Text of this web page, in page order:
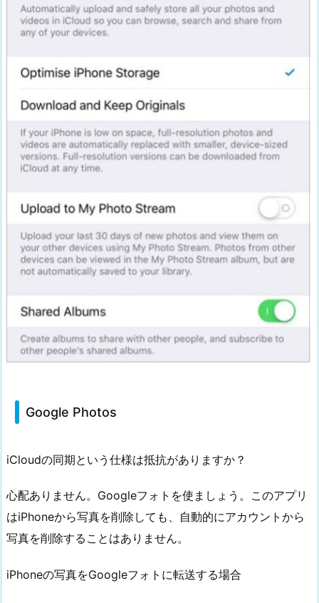
Google Photos
iCloudの同期という仕様は抵抗がありますか？
心配ありません。Googleフォトを使ましょう。このアプリ
はiPhoneから写真を削除しても、自動的にアカウントから
写真を削除することはありません。
iPhoneの写真をGoogleフォトに転送する場合